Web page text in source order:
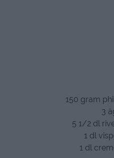
150 gram
3
5 1/2 dl
1 dl
1 dl